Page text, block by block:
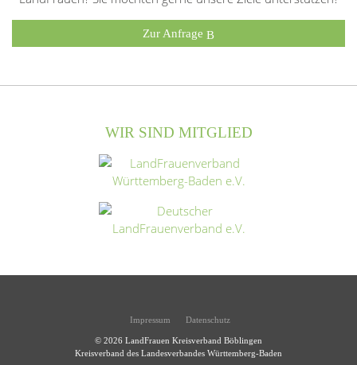
Zur Anfrage
WIR SIND MITGLIED
Impressum Datenschutz
© 2026 LandFrauen Kreisverband Böblingen
Kreisverband des Landesverbandes Württemberg-Baden